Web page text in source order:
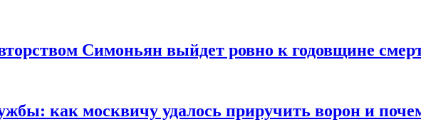
Симоньян выйдет ровно к годовщине
как москвичу удалось приручить ворон и